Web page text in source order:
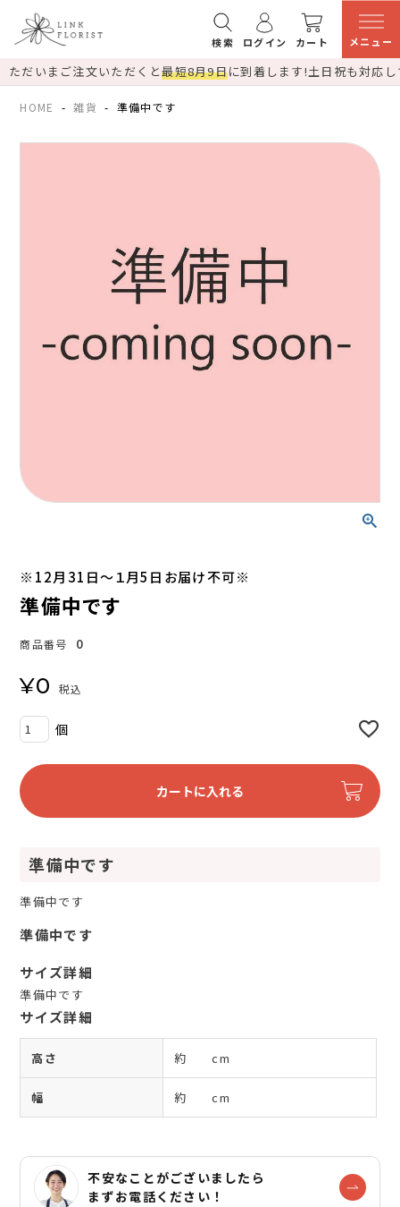
検索 ログイン カート メニュー
ただいまご注文いただくと最短8月9日に到着します!土日祝も対応
HOME 雑貨 準備中です
※12月31日～１月5日お届け不可※
準備中です
商品番号 0
¥0 税込
カートに入れる
準備中です
準備中です
準備中です
サイズ詳細
準備中です
サイズ詳細
高さ 約 cm
幅 約 cm
不安なことがございましたら
まずお電話ください！